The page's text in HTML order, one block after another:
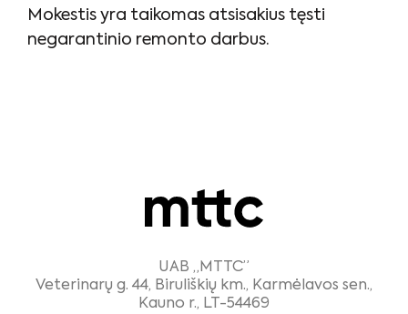
Mokestis yra taikomas atsisakius tęsti
negarantinio remonto darbus.
UAB „MTTC”
Veterinarų g. 44, Biruliškių km., Karmėlavos sen.,
Kauno r., LT-54469